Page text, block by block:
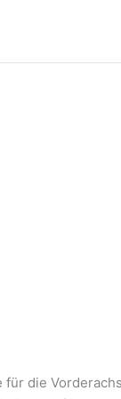
für die